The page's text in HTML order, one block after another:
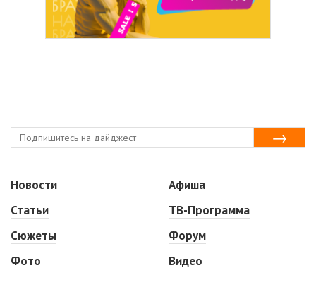
Новости
Статьи
Сюжеты
Фото
Афиша
ТВ-Программа
Форум
Видео